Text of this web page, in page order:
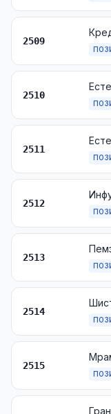
2509
2510
2511
2512
2513
2514
2515